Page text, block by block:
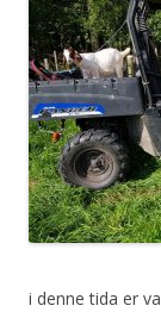
i denne tida er